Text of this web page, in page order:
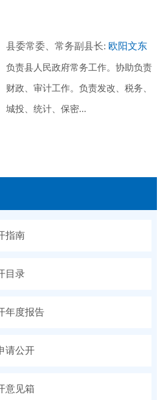
县委常委、常务副县长: 欧阳文东
负责县人民政府常务工作。协助负责
财政、审计工作。负责发改、税务、
城投、统计、保密...
指南
目录
年度报告
请公开
意见箱